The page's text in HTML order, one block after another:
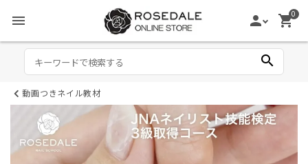
menu person 0
shopping_cart
search
動画つきネイル教材